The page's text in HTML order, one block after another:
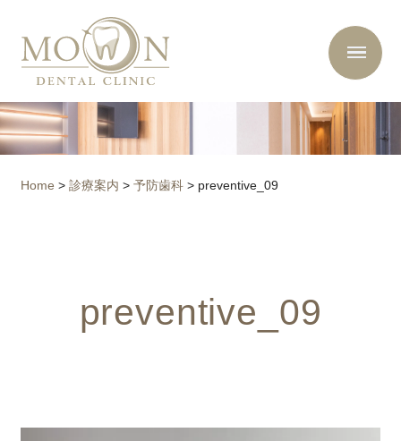
Home > 診療案内 > 予防歯科> preventive_09
preventive_09